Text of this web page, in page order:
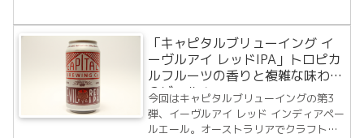
まではわかっても第三のビールというの
があるのは朧げに聞いたことがあっても
まだ飲んだことがありません。使用され
て...
「キャピタルブリューイング イ
ーヴルアイ レッドIPA」トロピカ
ルフルーツの香りと複雑な味わい
のビール！
今回はキャピタルブリューイングの第3
弾、イーヴルアイ レッド インディアペー
ルエール。オーストラリアでクラフトビ